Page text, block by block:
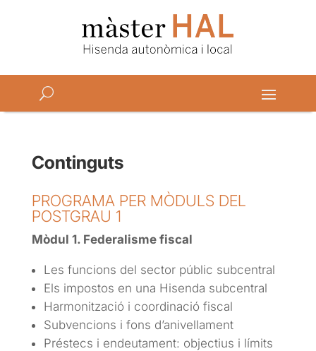
Continguts
PROGRAMA PER MÒDULS DEL
POSTGRAU 1
Mòdul 1. Federalisme fiscal
Les funcions del sector públic subcentral
Els impostos en una Hisenda subcentral
Harmonització i coordinació fiscal
Subvencions i fons d’anivellament
Préstecs i endeutament: objectius i límits